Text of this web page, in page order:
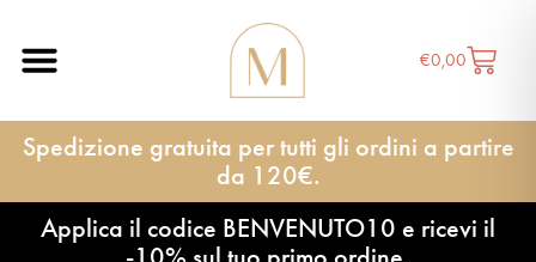
€0,00
Spedizione gratuita per tutti gli ordini a partire
da 120€.
Applica il codice BENVENUTO10 e ricevi il